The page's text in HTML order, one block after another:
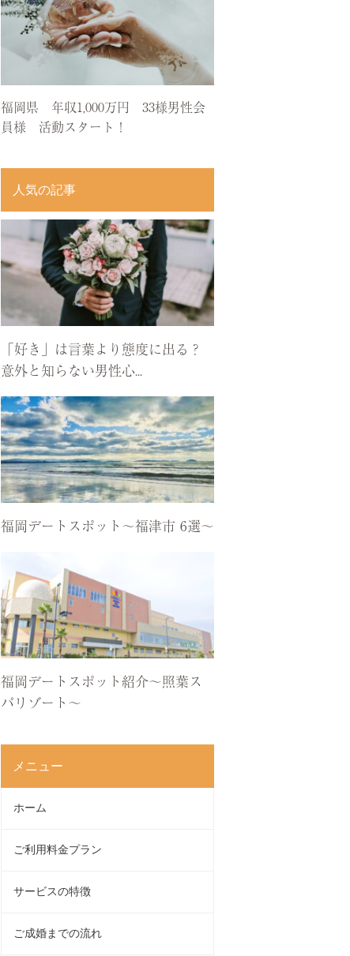
福岡県 年収1,000万円 33様男性会
員様 活動スタート！
人気の記事
「好き」は言葉より態度に出る？
意外と知らない男性心...
福岡デートスポット〜福津市 6選〜
福岡デートスポット紹介〜照葉ス
パリゾート〜
メニュー
ホーム
ご利用料金プラン
サービスの特徴
ご成婚までの流れ